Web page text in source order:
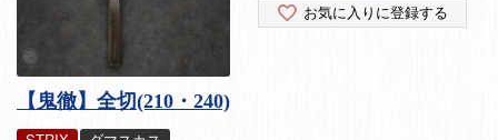
【鬼徹】全切(210・240)
お気に入りに登録する